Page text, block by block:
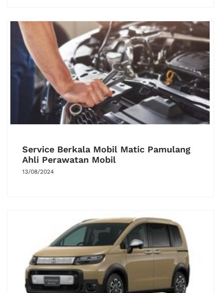
Service Berkala Mobil Matic Pamulang
Ahli Perawatan Mobil
13/08/2024